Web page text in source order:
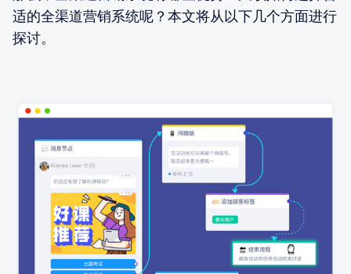
适的全渠道营销系统呢？本文将从以下几个方面进行
探讨。